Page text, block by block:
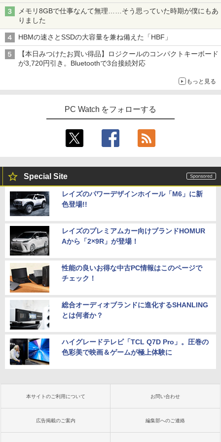
4
オレンジページ 2026 10/17号増刊＜グレ
￥1,689
細胞の分子生物学 [ 中村 桂子 ]
メモリ8GBで仕事なんて無理……そう思っていた時期が僕にもあ
りました
HBMの速さとSSDの大容量を兼ね備えた「HBF」
【本日みつけたお買い得品】ロジクールのコンパクトキーボード
が3,720円引き。Bluetoothで3台接続対応
もっと見る
PC Watch をフォローする
Special Site
レイズのパワーデザインホイール「M6」に新
色登場!!
レイズのプレミアムカー向けブランドHOMUR
Aから「2×9R」が登場！
性能の良いお得な中古PC情報はこのページで
チェック！
総合オーディオブランドに進化するSHANLING
とは何者か？
ハイグレードテレビ「TCL Q7D Pro」。圧巻の
色彩美で映画＆ゲームが極上体験に
本サイトのご利用について お問い合わせ
広告掲載のご案内 編集部へのご連絡